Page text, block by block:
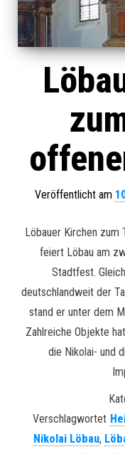
Veröffentlicht am
Löbauer Kirchen
feiert Löbau am
Stadtfest.
deutschlandweit der
stand er unter dem
Zahlreiche Objekte
die Nikolai- und
Verschlagwortet
Nikolai Löbau,